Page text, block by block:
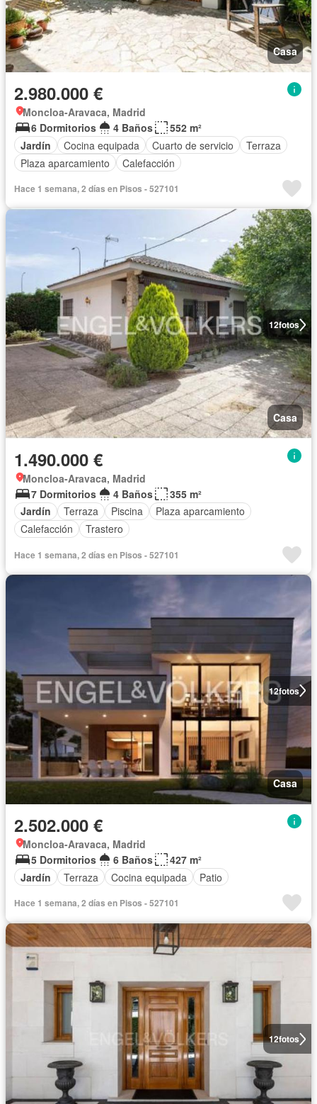
Casa
2.980.000 €
Moncloa-Aravaca, Madrid
6 Dormitorios
4 Baños
552 m²
Jardín
Cocina equipada Cuarto de servicio
Terraza
Plaza aparcamiento
Calefacción
Hace 1 semana, 2 días en Pisos - 527101
12fotos
Casa
1.490.000 €
Moncloa-Aravaca, Madrid
7 Dormitorios
4 Baños
355 m²
Jardín
Terraza Piscina
Plaza aparcamiento
Calefacción
Trastero
Hace 1 semana, 2 días en Pisos - 527101
12fotos
Casa
2.502.000 €
Moncloa-Aravaca, Madrid
5 Dormitorios
6 Baños
427 m²
Jardín
Terraza Cocina equipada Patio
Hace 1 semana, 2 días en Pisos - 527101
12fotos